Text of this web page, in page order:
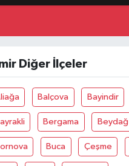
Diğer İlçeler
Balçova Bayindir
Bergama Beydağ
Buca Çeşme